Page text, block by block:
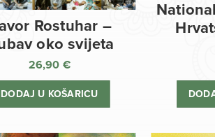
Rostuhar –
oko svijeta
26,90 €
DODAJ U KOŠARICU